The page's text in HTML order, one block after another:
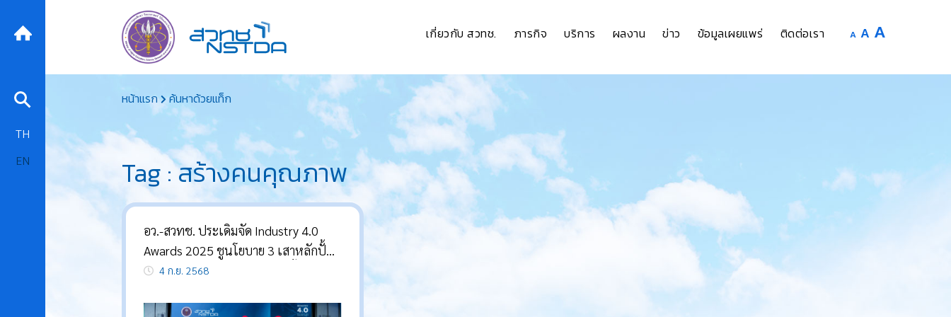
to
content
เกี่ยวกับ สวทช. ภารกิจ บริการ ผลงาน ข่าว ข้อมูลเผยแพร่ ติดต่อเรา A Decrease
A Reset
size.
A
size.
หน้าแรก ค้นหาด้วยแท็ก
Tag : สร้างคนคุณภาพ
อว.-สวทช. ประเดิมจัด Industry 4.0
Awards 2025 ชูนโยบาย 3 เสาหลักปั้น
ไทย สู่ฐานการผลิตเทคโนโลยีขั้นสูง
4 ก.ย. 2568
TH
EN